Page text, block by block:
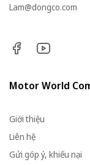
Lam@dongco.com
Motor World
Giới thiệu
Liên hệ
Gửi góp ý, khiếu nại